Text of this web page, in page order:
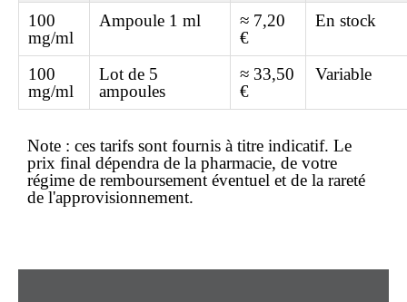
100
mg/ml
Ampoule 1 ml
≈ 7,20
€
En stock
100
mg/ml
Lot de 5
ampoules
≈ 33,50
€
Variable
Note : ces tarifs sont fournis à titre indicatif. Le
prix final dépendra de la pharmacie, de votre
régime de remboursement éventuel et de la rareté
de l'approvisionnement.